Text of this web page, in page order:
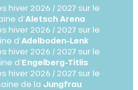
hiver 2026 / 2027 sur le
d’Aletsch Arena
hiver 2026 / 2027 sur le
d’Adelboden-Lenk
hiver 2026 / 2027 sur le
d’Engelberg-Titlis
hiver 2026 / 2027 sur le
de la Jungfrau